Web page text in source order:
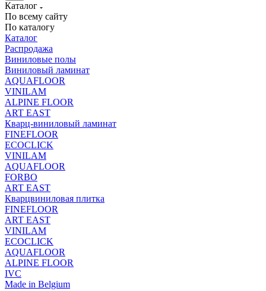
Каталог
По всему сайту
По каталогу
Каталог
Распродажа
Виниловые полы
Виниловый ламинат
AQUAFLOOR
VINILAM
ALPINE FLOOR
ART EAST
Кварц-виниловый ламинат
FINEFLOOR
ECOCLICK
VINILAM
AQUAFLOOR
FORBO
ART EAST
Кварцвиниловая плитка
FINEFLOOR
ART EAST
VINILAM
ECOCLICK
AQUAFLOOR
ALPINE FLOOR
IVC
Made in Belgium